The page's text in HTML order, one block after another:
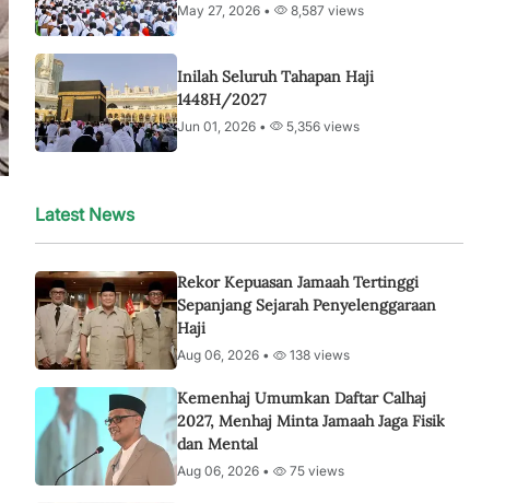
May 27, 2026 • 8,587 views
Inilah Seluruh Tahapan Haji
1448H/2027
Jun 01, 2026 • 5,356 views
Latest News
Rekor Kepuasan Jamaah Tertinggi
Sepanjang Sejarah Penyelenggaraan
Haji
Aug 06, 2026 • 138 views
Kemenhaj Umumkan Daftar Calhaj
2027, Menhaj Minta Jamaah Jaga Fisik
dan Mental
Aug 06, 2026 • 75 views